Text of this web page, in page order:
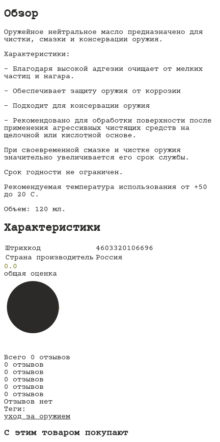
Обзор
Оружейное нейтральное масло предназначено для
чистки, смазки и консервации оружия.
Характеристики:
- Благодаря высокой адгезии очищает от мелких
частиц и нагара.
- Обеспечивает защиту оружия от коррозии
- Подходит для консервации оружия
- Рекомендовано для обработки поверхности после
применения агрессивных чистящих средств на
щелочной или кислотной основе.
При своевременной смазке и чистке оружия
значительно увеличивается его срок службы.
Срок годности не ограничен.
Рекомендуемая температура использования от +50
до 20 С.
Объем: 120 мл.
Характеристики
Штрихкод
4603320106696
Страна производитель Россия
0.0
общая оценка
Всего 0 отзывов
0 отзывов
0 отзывов
0 отзывов
0 отзывов
0 отзывов
Отзывов нет
Теги:
уход за оружием
C этим товаром покупают